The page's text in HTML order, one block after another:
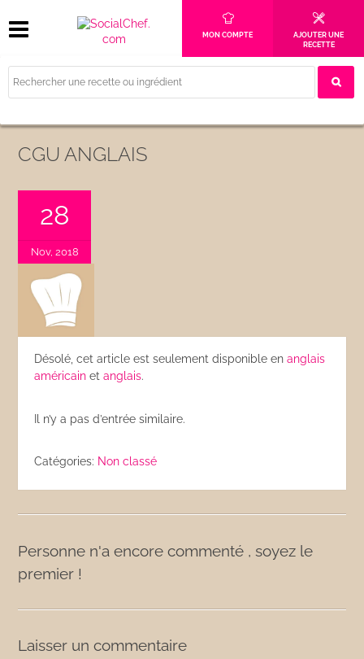
MON COMPTE
AJOUTER UNE
RECETTE
CGU ANGLAIS
28
Nov, 2018
Désolé, cet article est seulement disponible enanglais
américain etanglais.
Il n’y a pas d’entrée similaire.
Catégories: Non classé
Personne n'a encore commenté , soyez le
premier !
Laisser un commentaire